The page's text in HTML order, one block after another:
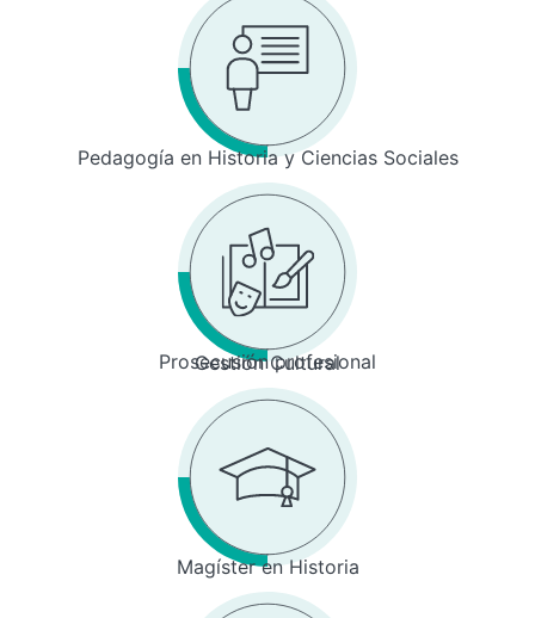
Pedagogía en Historia y Ciencias Sociales
Prosecusión profesional
Gestión Cultural
Magíster en Historia